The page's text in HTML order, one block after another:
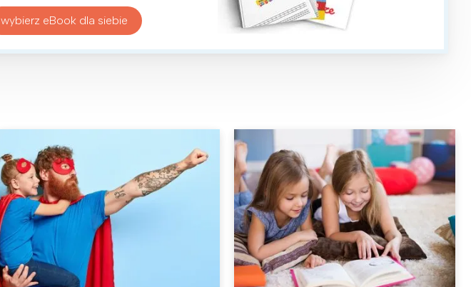
wybierz eBook dla siebie